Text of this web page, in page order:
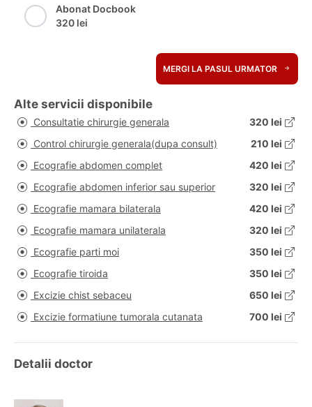
Abonat Docbook
320 lei
MERGI LA PASUL URMATOR
Alte servicii disponibile
Consultatie chirurgie generala
320 lei
Control chirurgie generala(dupa consult)
210 lei
Ecografie abdomen complet
420 lei
Ecografie abdomen inferior sau superior
320 lei
Ecografie mamara bilaterala
420 lei
Ecografie mamara unilaterala
320 lei
Ecografie parti moi
350 lei
Ecografie tiroida
350 lei
Excizie chist sebaceu
650 lei
Excizie formatiune tumorala cutanata
700 lei
Detalii doctor